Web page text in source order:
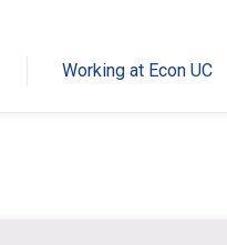
Working at Econ UC